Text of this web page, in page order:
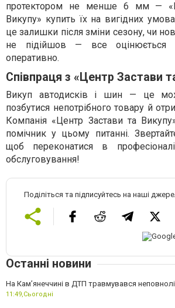
протектором не менше 6 мм —
Викупу» купить їх на вигідних
це залишки після зміни сезону, чи
не підійшов — все оцінюється
оперативно.
Співпраця з «Центр Застави
Викуп автодисків і шин — це
позбутися непотрібного товару й
Компанія «Центр Застави та
помічник у цьому питанні.
щоб переконатися в
обслуговування!
Поділіться та підписуйтесь на наші
Останні новини
На Кам’янеччині в ДТП травмувався
11:49,Сьогодні